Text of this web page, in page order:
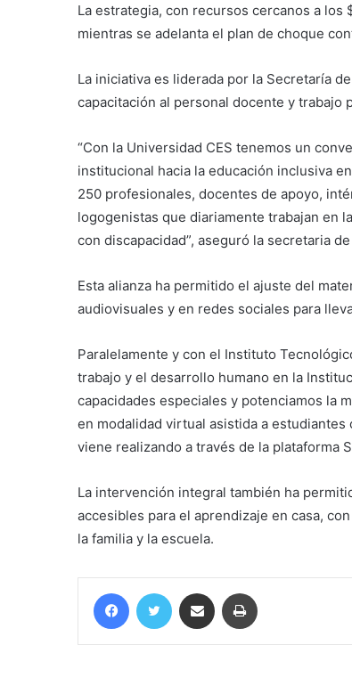
La estrategia, con recursos cercanos a
mientras se adelanta el plan de choque
La iniciativa es liderada por la Secretaría
capacitación al personal docente y trabajo
“Con la Universidad CES tenemos un
institucional hacia la educación inclusiva
250 profesionales, docentes de apoyo,
logogenistas que diariamente trabajan en
con discapacidad”, aseguró la secretaria
Esta alianza ha permitido el ajuste del
audiovisuales y en redes sociales para
Paralelamente y con el Instituto
trabajo y el desarrollo humano en la
capacidades especiales y potenciamos la
en modalidad virtual asistida a
viene realizando a través de la plataforma
La intervención integral también ha
accesibles para el aprendizaje en casa,
la familia y la escuela.
FacebookTwitter Compartir por correo electrónico